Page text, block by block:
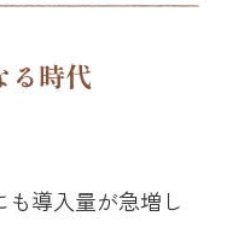
る時代
導入量が急増し